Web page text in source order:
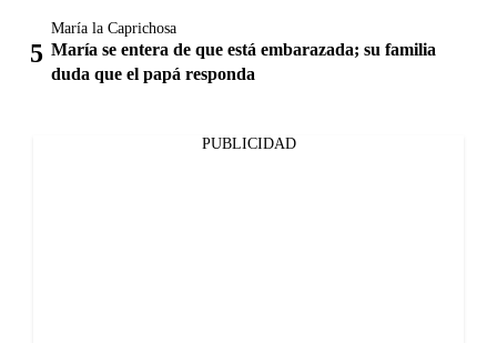
María la Caprichosa
María se entera de que está embarazada; su familia
duda que el papá responda
PUBLICIDAD